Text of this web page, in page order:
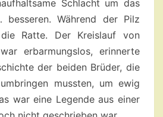
Schlacht um das
Während der Pilz
Ratte. Der Kreislauf von
erbarmungslos, erinnerte
der beiden Brüder, die
mussten, um ewig
war eine Legende aus einer